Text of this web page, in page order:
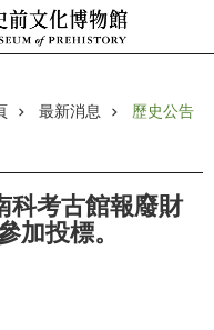
最新消息 歷史公告
科考古館報廢財
加投標。